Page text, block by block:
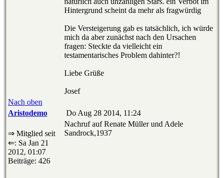
Hintergrund scheint da mehr als fragwürdig
Die Versteigerung gab es tatsächlich, ich würde
mich da aber zunächst nach den Ursachen
fragen: Steckte da vielleicht ein
testamentarisches Problem dahinter?!
Liebe Grüße
Josef
Nach oben
Aristodemo
Do Aug 28 2014, 11:24
⇒ Mitglied seit
⇐: Sa Jan 21
2012, 01:07
Beiträge: 426
Nachruf auf Renate Müller und Adele
Sandrock,1937